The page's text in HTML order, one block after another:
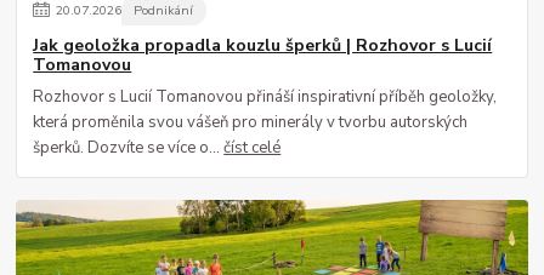
20.07.2026 Podnikání
Jak geoložka propadla kouzlu šperků | Rozhovor s Lucií
Tomanovou
Rozhovor s Lucií Tomanovou přináší inspirativní příběh geoložky,
která proměnila svou vášeň pro minerály v tvorbu autorských
šperků. Dozvíte se více o...číst celé